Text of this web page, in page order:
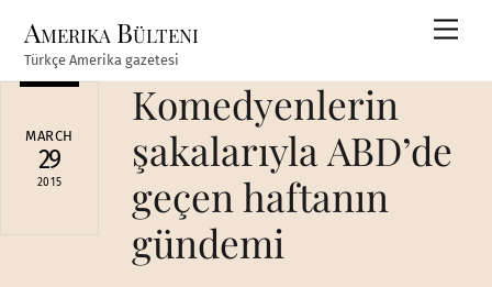
content
Amerika Bülteni
Türkçe Amerika gazetesi
MARCH
29
2015
Komedyenlerin
şakalarıyla ABD’de
geçen haftanın
gündemi